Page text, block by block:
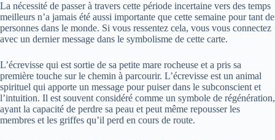
La nécessité de passer à travers cette période incertaine vers des temps
meilleurs n’a jamais été aussi importante que cette semaine pour tant de
personnes dans le monde. Si vous ressentez cela, vous vous connectez
avec un dernier message dans le symbolisme de cette carte.
L’écrevisse qui est sortie de sa petite mare rocheuse et a pris sa
première touche sur le chemin à parcourir. L’écrevisse est un animal
spirituel qui apporte un message pour puiser dans le subconscient et
l’intuition. Il est souvent considéré comme un symbole de régénération,
ayant la capacité de perdre sa peau et peut même repousser les
membres et les griffes qu’il perd en cours de route.